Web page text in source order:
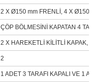
2 X Ø150 mm FRENLİ, 4 X Ø150
ÇÖP BÖLMESİNİ KAPATAN 4
2 X HAREKETLİ KİLİTLİ KAPAK,
2
1 ADET 3 TARAFI KAPALI VE 1